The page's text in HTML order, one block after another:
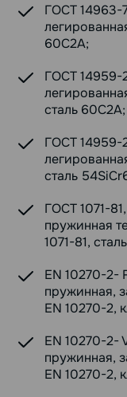
ГОСТ 14963-
60С2А;
ГОСТ 14959-
сталь 60С2А;
ГОСТ 14959-
сталь
ГОСТ 1071-
пружинная
1071-81,
EN 10270-2-
пружинная,
EN 10270-2,
EN 10270-2-
пружинная,
EN 10270-2,